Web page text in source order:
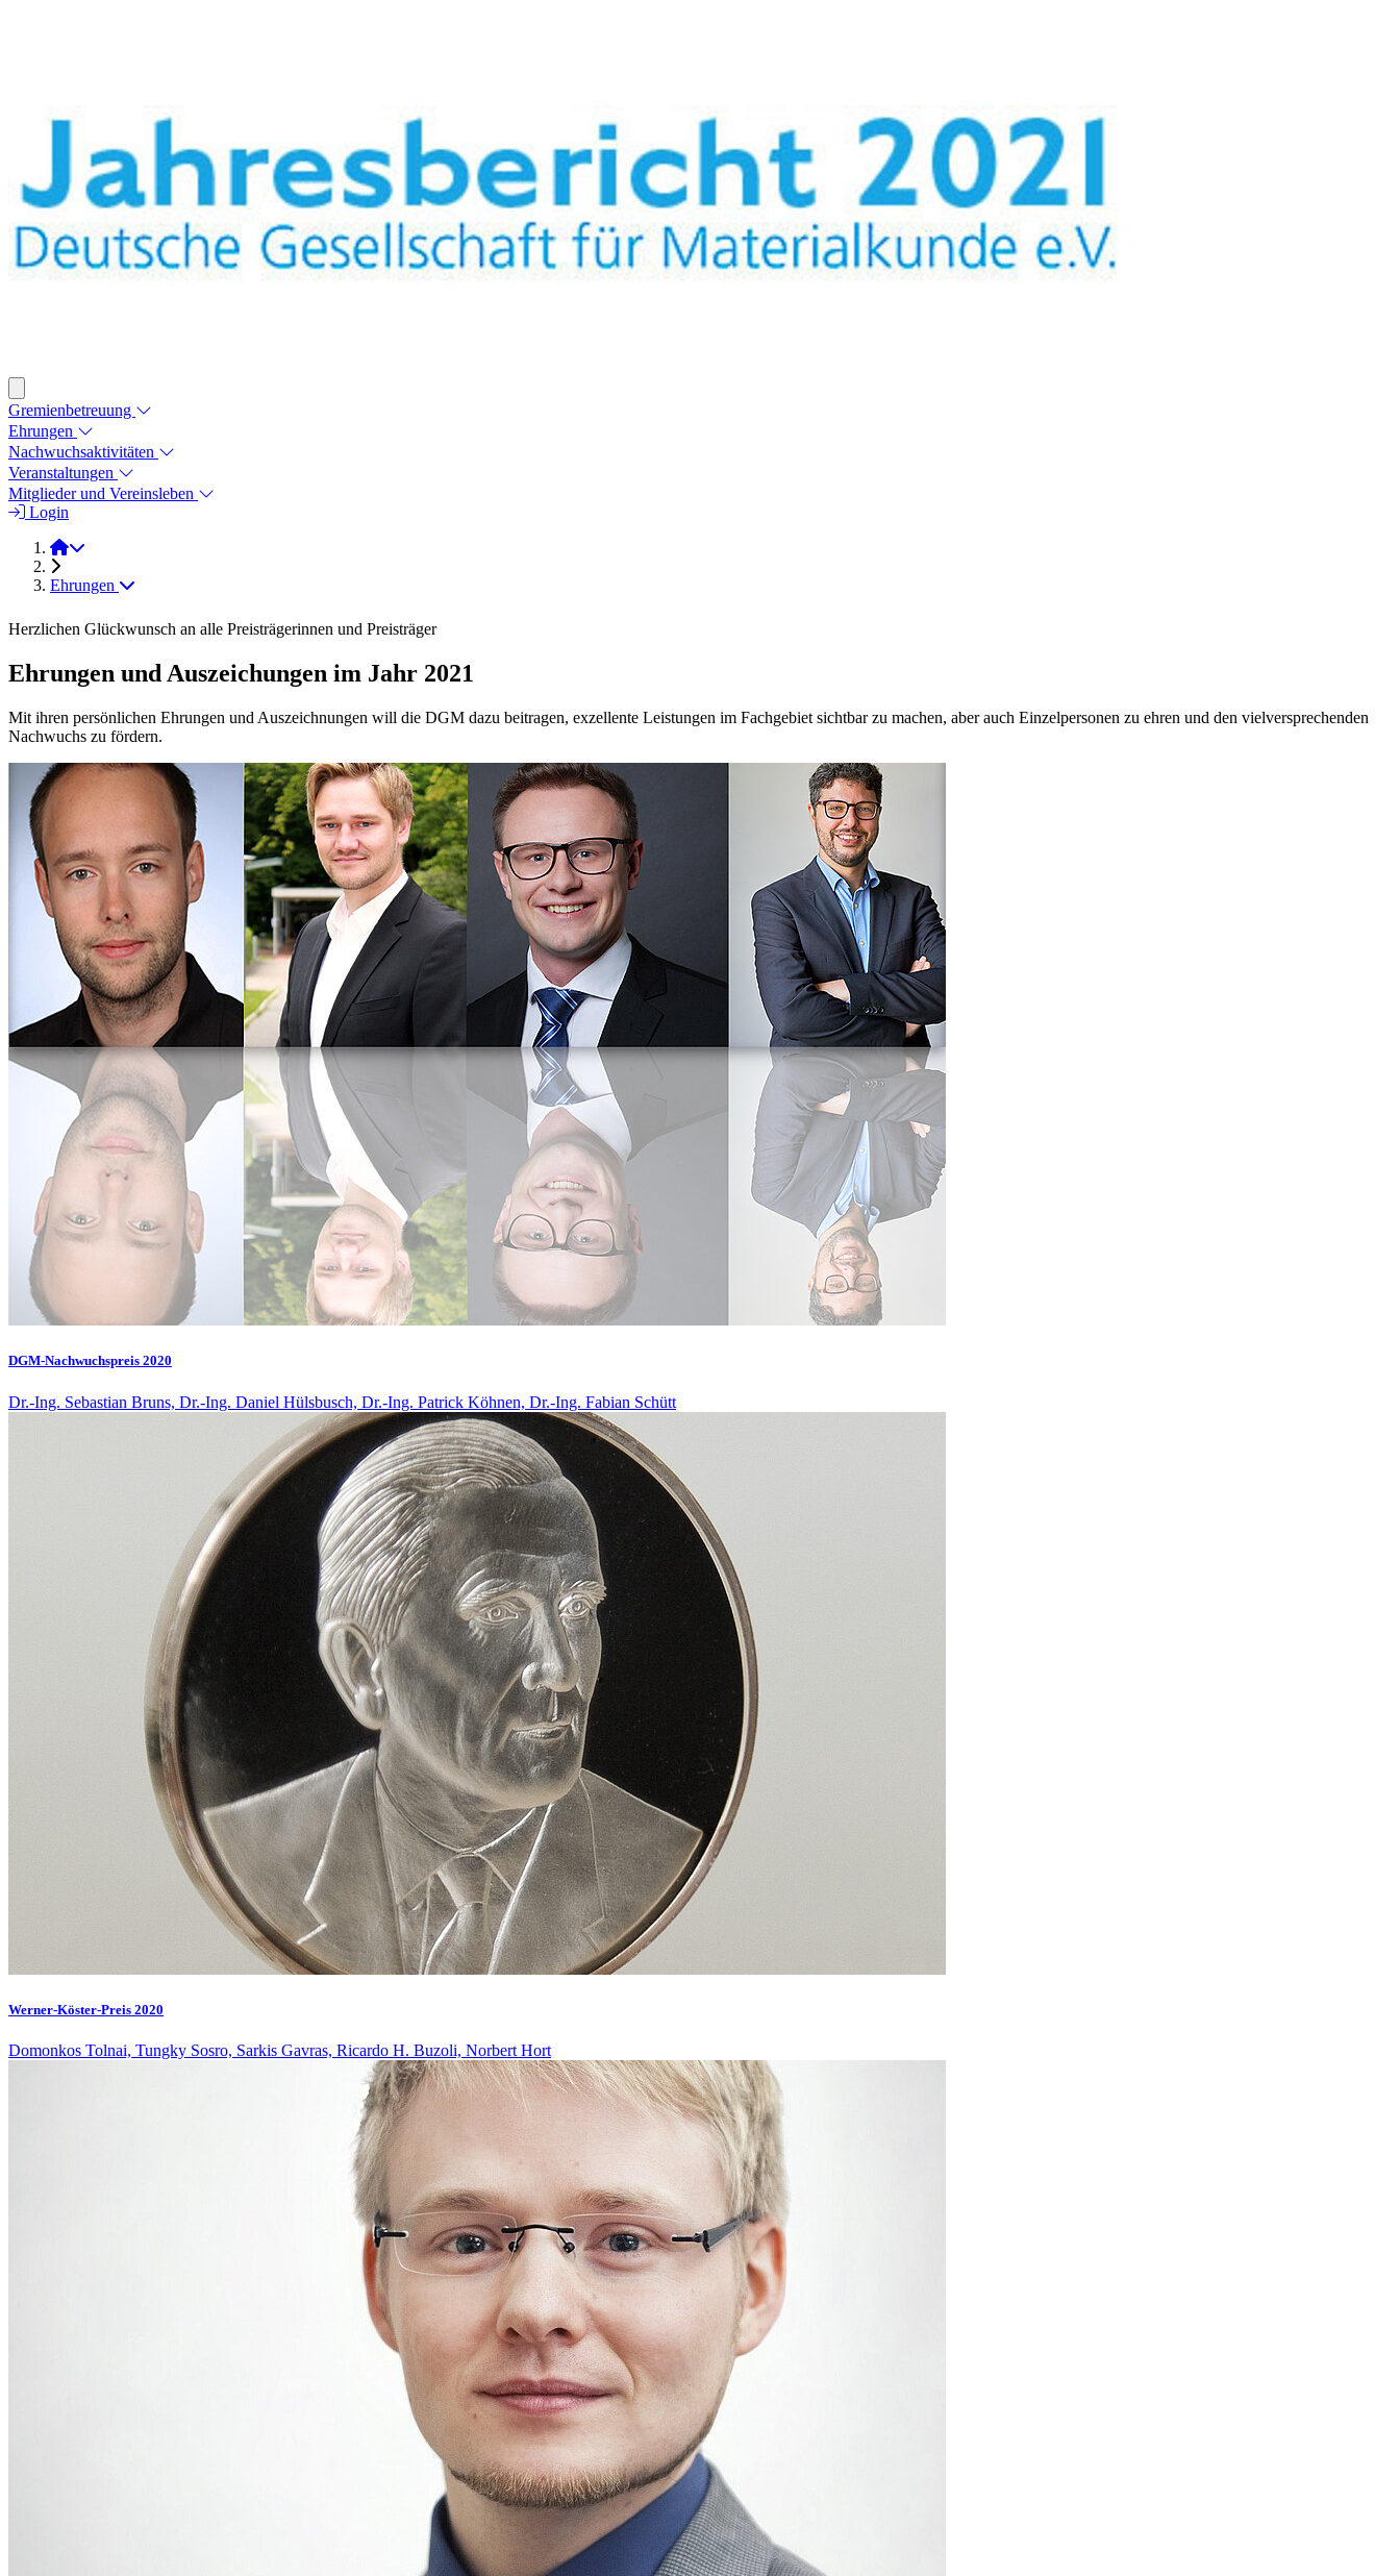
Gremienbetreuung
Ehrungen
Nachwuchsaktivitäten
Veranstaltungen
Mitglieder und Vereinsleben
Login
2021
Ehrungen
Herzlichen Glückwunsch an alle Preisträgerinnen und Preisträger
Ehrungen und Auszeichungen im Jahr 2021
Mit ihren persönlichen Ehrungen und Auszeichnungen will die DGM dazu beitragen, exzellente Leistungen im Fachgebiet sichtbar zu machen, aber auch Einzelpersonen zu ehren und den vielversprechenden
Nachwuchs zu fördern.
DGM-Nachwuchspreis 2020
Dr.-Ing. Sebastian Bruns, Dr.-Ing. Daniel Hülsbusch, Dr.-Ing. Patrick Köhnen, Dr.-Ing. Fabian Schütt
Werner-Köster-Preis 2020
Domonkos Tolnai, Tungky Sosro, Sarkis Gavras, Ricardo H. Buzoli, Norbert Hort